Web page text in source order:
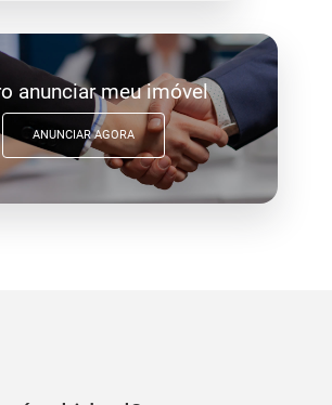
anunciar meu imóvel
ANUNCIAR AGORA